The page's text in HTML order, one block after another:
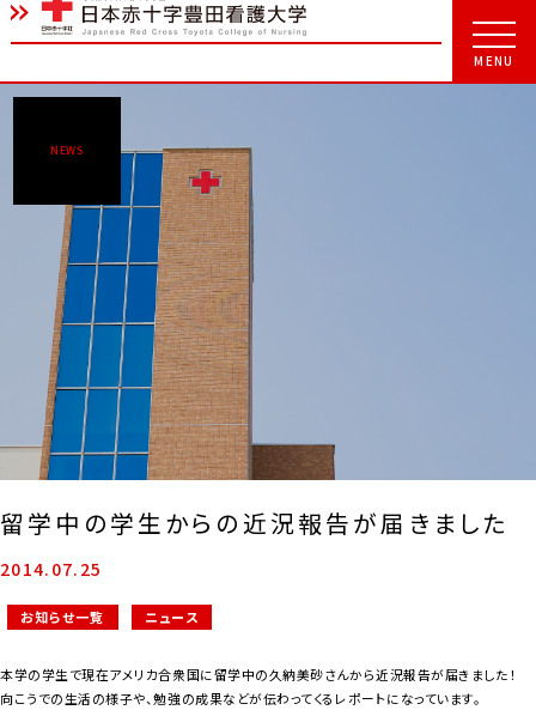
NEWS
留学中の学生からの近況報告が届きました
2014.07.25
お知らせ一覧 ニュース
本学の学生で現在アメリカ合衆国に留学中の久納美砂さんから近況報告が届きました！
向こうでの生活の様子や、勉強の成果などが伝わってくるレポートになっています。